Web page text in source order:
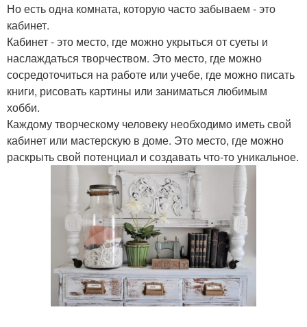
Но есть одна комната, которую часто забываем - это
кабинет.
Кабинет - это место, где можно укрыться от суеты и
наслаждаться творчеством. Это место, где можно
сосредоточиться на работе или учебе, где можно писать
книги, рисовать картины или заниматься любимым
хобби.
Каждому творческому человеку необходимо иметь свой
кабинет или мастерскую в доме. Это место, где можно
раскрыть свой потенциал и создавать что-то уникальное.